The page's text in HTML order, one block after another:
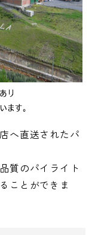
へ直送されたパ
質のパイライト
ことができま